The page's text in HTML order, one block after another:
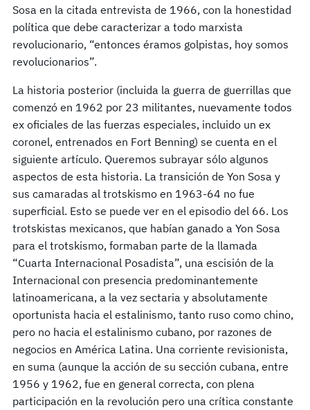
Sosa en la citada entrevista de 1966, con la honestidad
política que debe caracterizar a todo marxista
revolucionario, “entonces éramos golpistas, hoy somos
revolucionarios”.
La historia posterior (incluida la guerra de guerrillas que
comenzó en 1962 por 23 militantes, nuevamente todos
ex oficiales de las fuerzas especiales, incluido un ex
coronel, entrenados en Fort Benning) se cuenta en el
siguiente artículo. Queremos subrayar sólo algunos
aspectos de esta historia. La transición de Yon Sosa y
sus camaradas al trotskismo en 1963-64 no fue
superficial. Esto se puede ver en el episodio del 66. Los
trotskistas mexicanos, que habían ganado a Yon Sosa
para el trotskismo, formaban parte de la llamada
“Cuarta Internacional Posadista”, una escisión de la
Internacional con presencia predominantemente
latinoamericana, a la vez sectaria y absolutamente
oportunista hacia el estalinismo, tanto ruso como chino,
pero no hacia el estalinismo cubano, por razones de
negocios en América Latina. Una corriente revisionista,
en suma (aunque la acción de su sección cubana, entre
1956 y 1962, fue en general correcta, con plena
participación en la revolución pero una crítica constante